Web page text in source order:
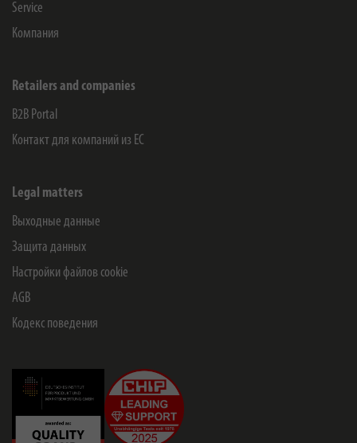
Service
Компания
Retailers and companies
B2B Portal
Контакт для компаний из ЕС
Legal matters
Выходные данные
Защита данных
Настройки файлов cookie
AGB
Кодекс поведения